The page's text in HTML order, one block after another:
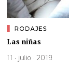
RODAJES
Las niñas
11 · julio · 2019